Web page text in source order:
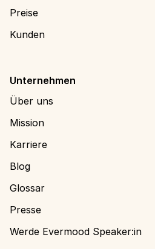
Preise
Kunden
Unternehmen
Über uns
Mission
Karriere
Blog
Glossar
Presse
Werde Evermood Speaker:in